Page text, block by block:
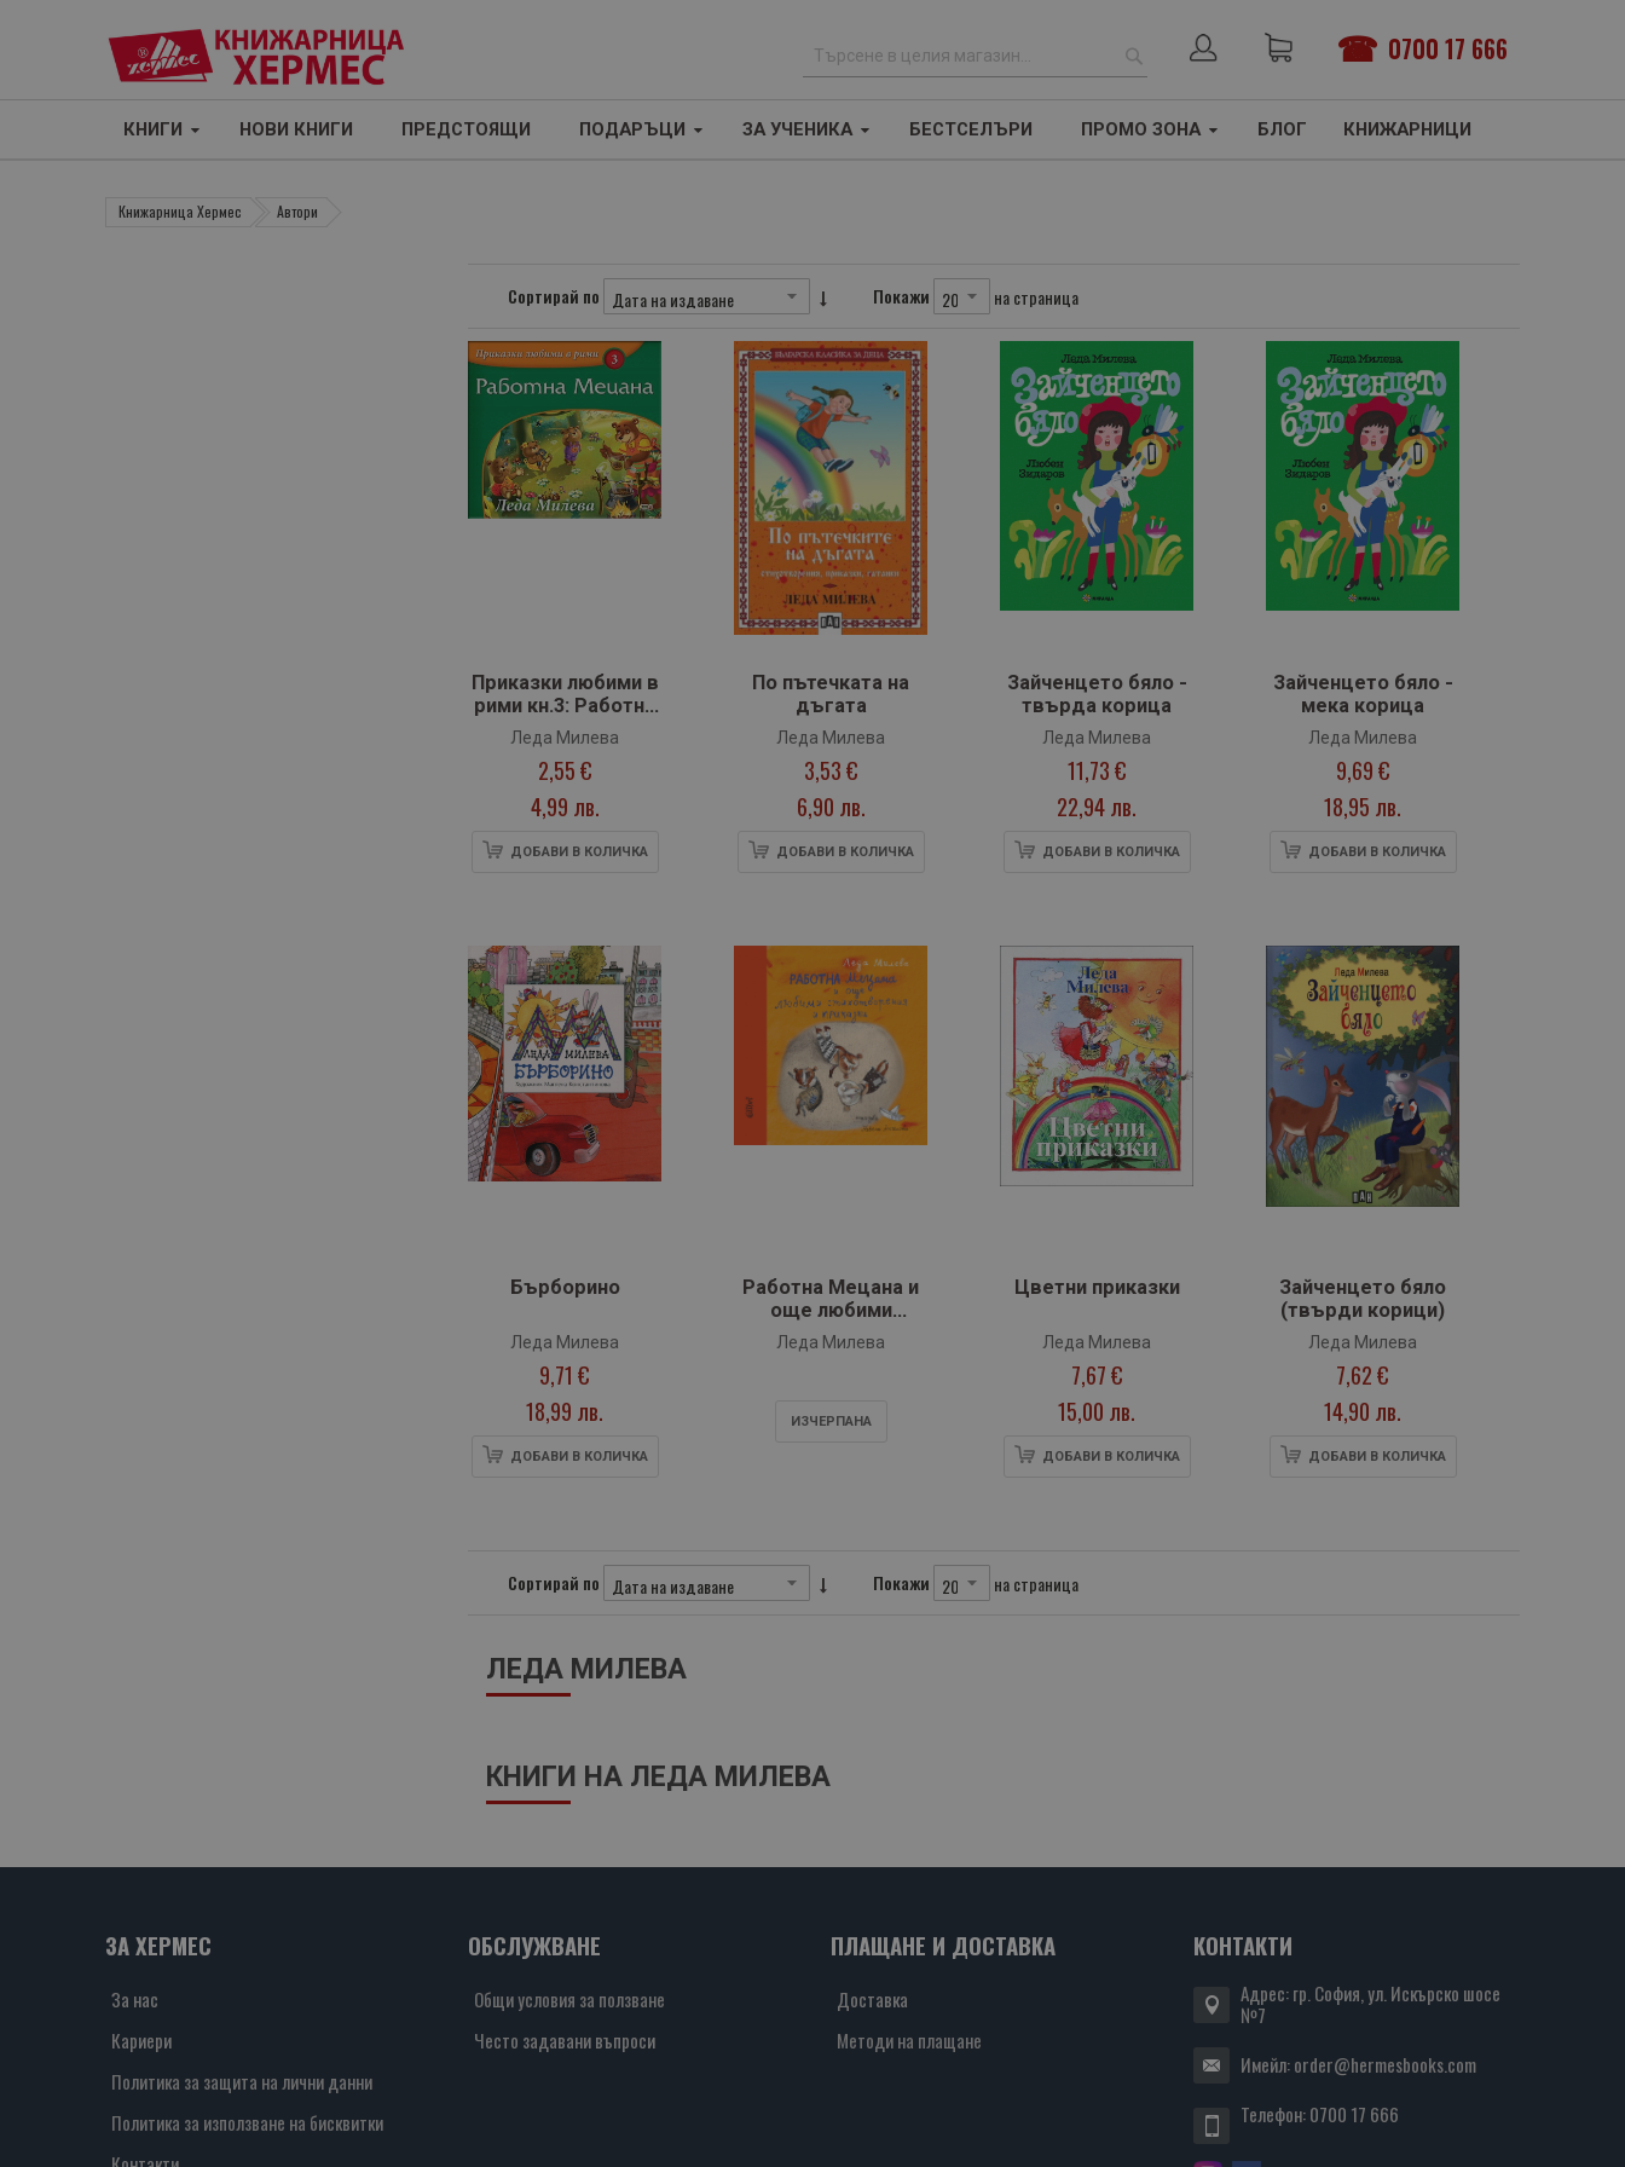
0700 17 666
р
ТЪРСЕНЕ
КНИГИ НОВИ КНИГИ ПРЕДСТОЯЩИ ПОДАРЪЦИ ЗА УЧЕНИКА БЕСТСЕЛЪРИ ПРОМО ЗОНА БЛОГ КНИЖАРНИЦИ
Книжарница Хермес Автори
Сортирай по Покажи на страница
Приказки любими в
рими кн.3: Работна
Мецана
Леда Милева
2,55 €
4,99 лв.
ДОБАВИ В КОЛИЧКА
По пътечката на
дъгата
Леда Милева
3,53 €
6,90 лв.
ДОБАВИ В КОЛИЧКА
Зайченцето бяло -
твърда корица
Леда Милева
11,73 €
22,94 лв.
ДОБАВИ В КОЛИЧКА
Зайченцето бяло -
мека корица
Леда Милева
9,69 €
18,95 лв.
ДОБАВИ В КОЛИЧКА
Бърборино
Леда Милева
9,71 €
18,99 лв.
ДОБАВИ В КОЛИЧКА
Работна Мецана и
още любими
стихотворения и
приказки
Леда Милева
ИЗЧЕРПАНA
Цветни приказки
Леда Милева
7,67 €
15,00 лв.
ДОБАВИ В КОЛИЧКА
Зайченцето бяло
(твърди корици)
Леда Милева
7,62 €
14,90 лв.
ДОБАВИ В КОЛИЧКА
Сортирай по Покажи на страница
ЛЕДА МИЛЕВА
КНИГИ НА ЛЕДА МИЛЕВА
ЗА ХЕРМЕС
За нас
Кариери
Политика за защита на лични данни
Политика за използване на бисквитки
ОБСЛУЖВАНЕ
Общи условия за ползване
Често задавани въпроси
ПЛАЩАНЕ И ДОСТАВКА
Доставка
Методи на плащане
КОНТАКТИ
Адрес: гр. София, ул. Искърско шосе
№7
Имейл:order@hermesbooks.com
Телефон:0700 17 666